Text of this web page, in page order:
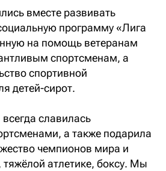
вместе развивать
программу «Лига
на помощь ветеранам
спортсменам, а
спортивной
детей-сирот.
славилась
а также подарила
чемпионов мира и
атлетике, боксу. Мы